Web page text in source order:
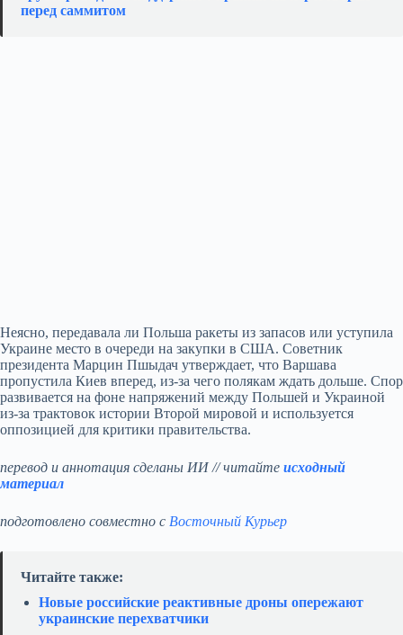
перед саммитом
Неясно, передавала ли Польша ракеты из запасов или уступила
Украине место в очереди на закупки в США. Советник
президента Марцин Пшыдач утверждает, что Варшава
пропустила Киев вперед, из‑за чего полякам ждать дольше. Спор
развивается на фоне напряжений между Польшей и Украиной
из‑за трактовок истории Второй мировой и используется
оппозицией для критики правительства.
перевод и аннотация сделаны ИИ // читайте исходный
материал
подготовлено совместно с Восточный Курьер
Читайте также:
Новые российские реактивные дроны опережают
украинские перехватчики